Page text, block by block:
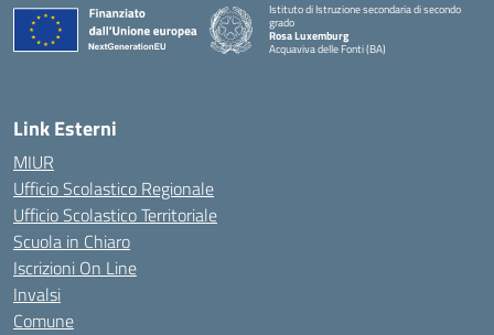
Istituto di Istruzione secondaria di secondo
grado
Rosa Luxemburg
Acquaviva delle Fonti (BA)
Link Esterni
MIUR
Ufficio Scolastico Regionale
Ufficio Scolastico Territoriale
Scuola in Chiaro
Iscrizioni On Line
Invalsi
Comune